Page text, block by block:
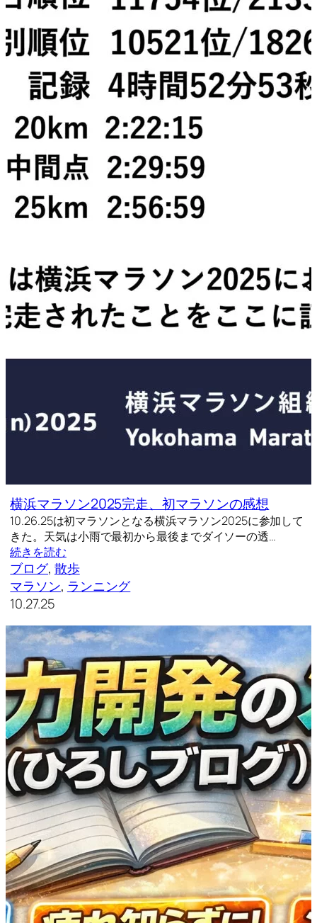
横浜マラソン2025完走、初マラソンの感想
10.26.25は初マラソンとなる横浜マラソン2025に参加して
きた。天気は小雨で最初から最後までダイソーの透…
続きを読む
ブログ, 散歩
マラソン, ランニング
10.27.25